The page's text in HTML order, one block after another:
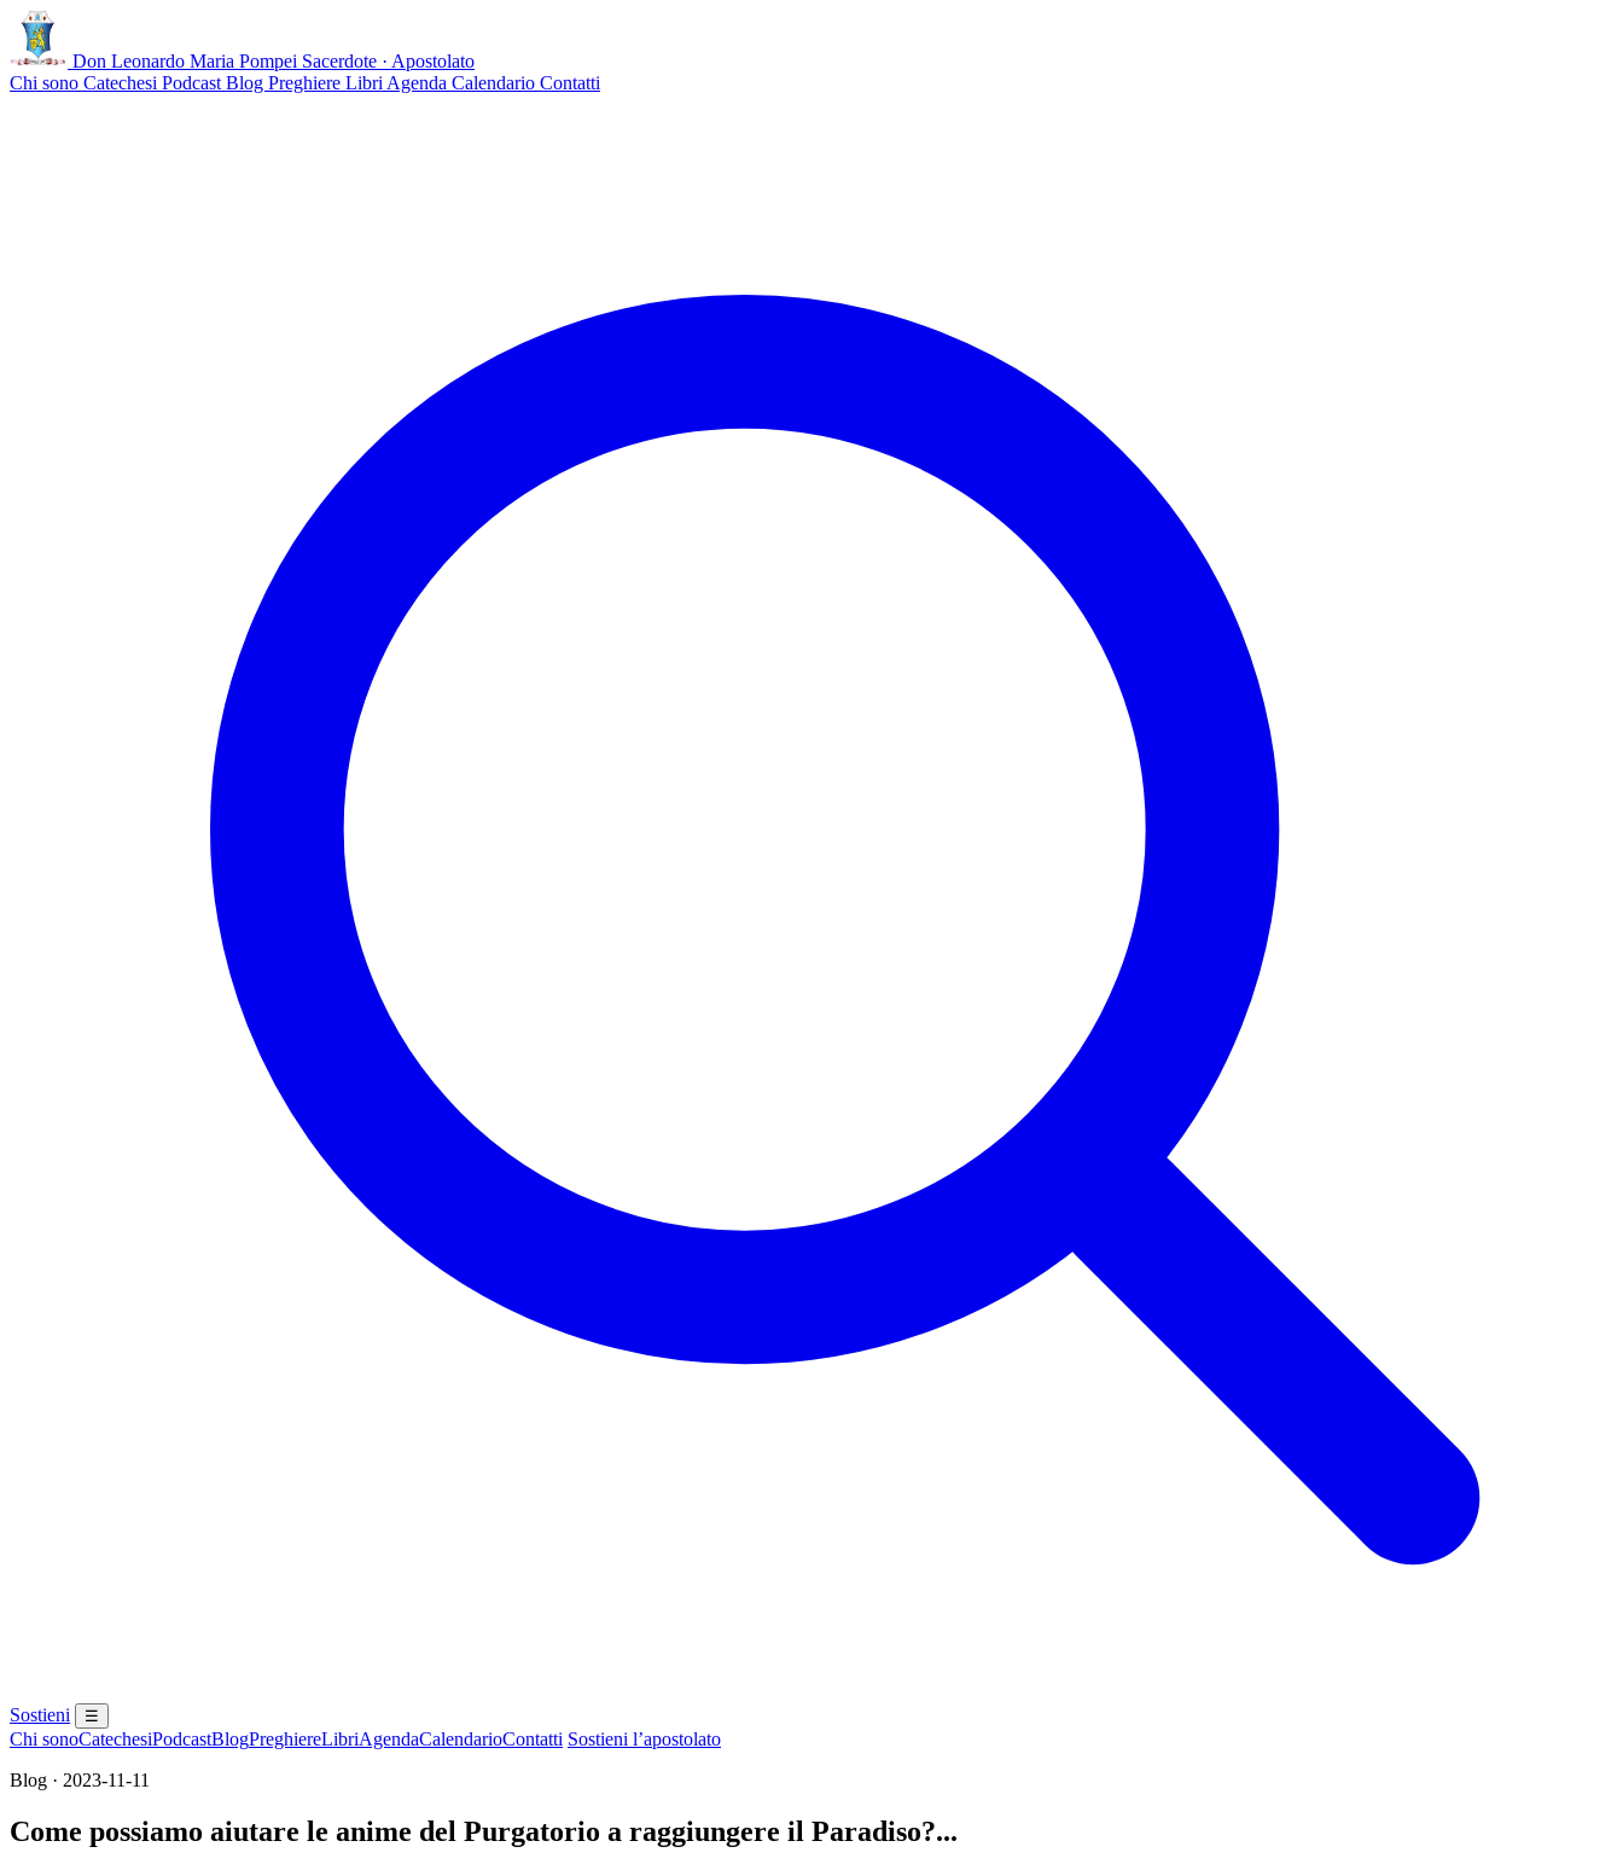
Don Leonardo Maria Pompei Sacerdote · Apostolato
Chi sono Catechesi Podcast Blog Preghiere Libri Agenda Calendario Contatti
Sostieni ☰
Chi sonoCatechesiPodcastBlogPreghiereLibriAgendaCalendarioContatti Sostieni l’apostolato
Blog · 2023-11-11
Come possiamo aiutare le anime del Purgatorio a raggiungere il Paradiso?...